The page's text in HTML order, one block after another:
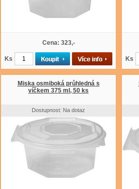
Cena: 323,-
Ks Ks
Miska osmiboká průhledná s
víčkem 375 ml, 50 ks
Dostupnost: Na dotaz